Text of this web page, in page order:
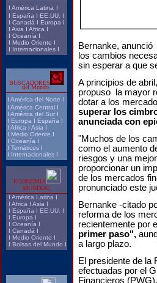
I América Latina I
I España I EE.UU.
I
I Canadá I Europa I
I Asia I Africa I
I Oceanía I
I Medio Oriente I
I Internacionales I
BUSCADORES
del Mundo
I América del Norte I
I América Central I
I América del Sur I
I Europa I España I
I Africa I Asia I
I Medio Oriente I
I Oceanía I
I Temáticos I
I Internacionales I
ECONOMIA
MUNDIAL
I América Latina I
I Africa I Asia I
I España I EE.UU.
I
I Europa I
I Oceanía I
I Canadá I
I Medio Oriente I
I Bolsas del Mundo I
Bernanke,
los cambios
sin esperar a que
A principios de
propuso la mayor
dotar a los
superar los
anunciada con
"Muchos de los
como el aumento
riesgos y una
proporcionar un
de los mercados
pronunciado este
Bernanke -citado
reforma de los
recientemente por
primer paso",
a largo plazo.
El presidente de la
efectuadas por el
Financieros